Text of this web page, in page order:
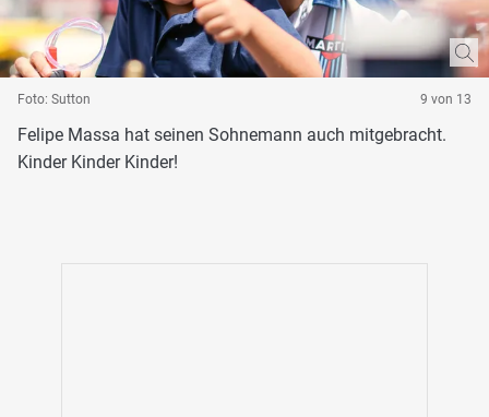
Foto: Sutton 9 von 13
Felipe Massa hat seinen Sohnemann auch mitgebracht.
Kinder Kinder Kinder!